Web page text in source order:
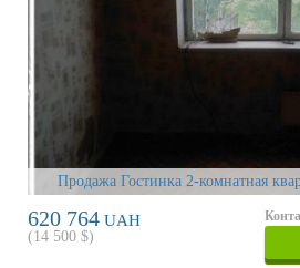
Продажа Гостинка 2-комнатная
620 764 UAH
(14 500 $)